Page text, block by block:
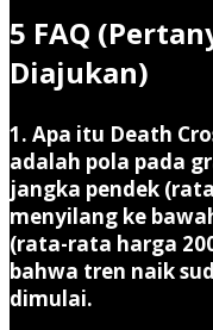
5 FAQ
Diajukan)
1. Apa itu Death
adalah pola pada
jangka pendek
menyilang ke
(rata-rata harga
bahwa tren naik
dimulai.